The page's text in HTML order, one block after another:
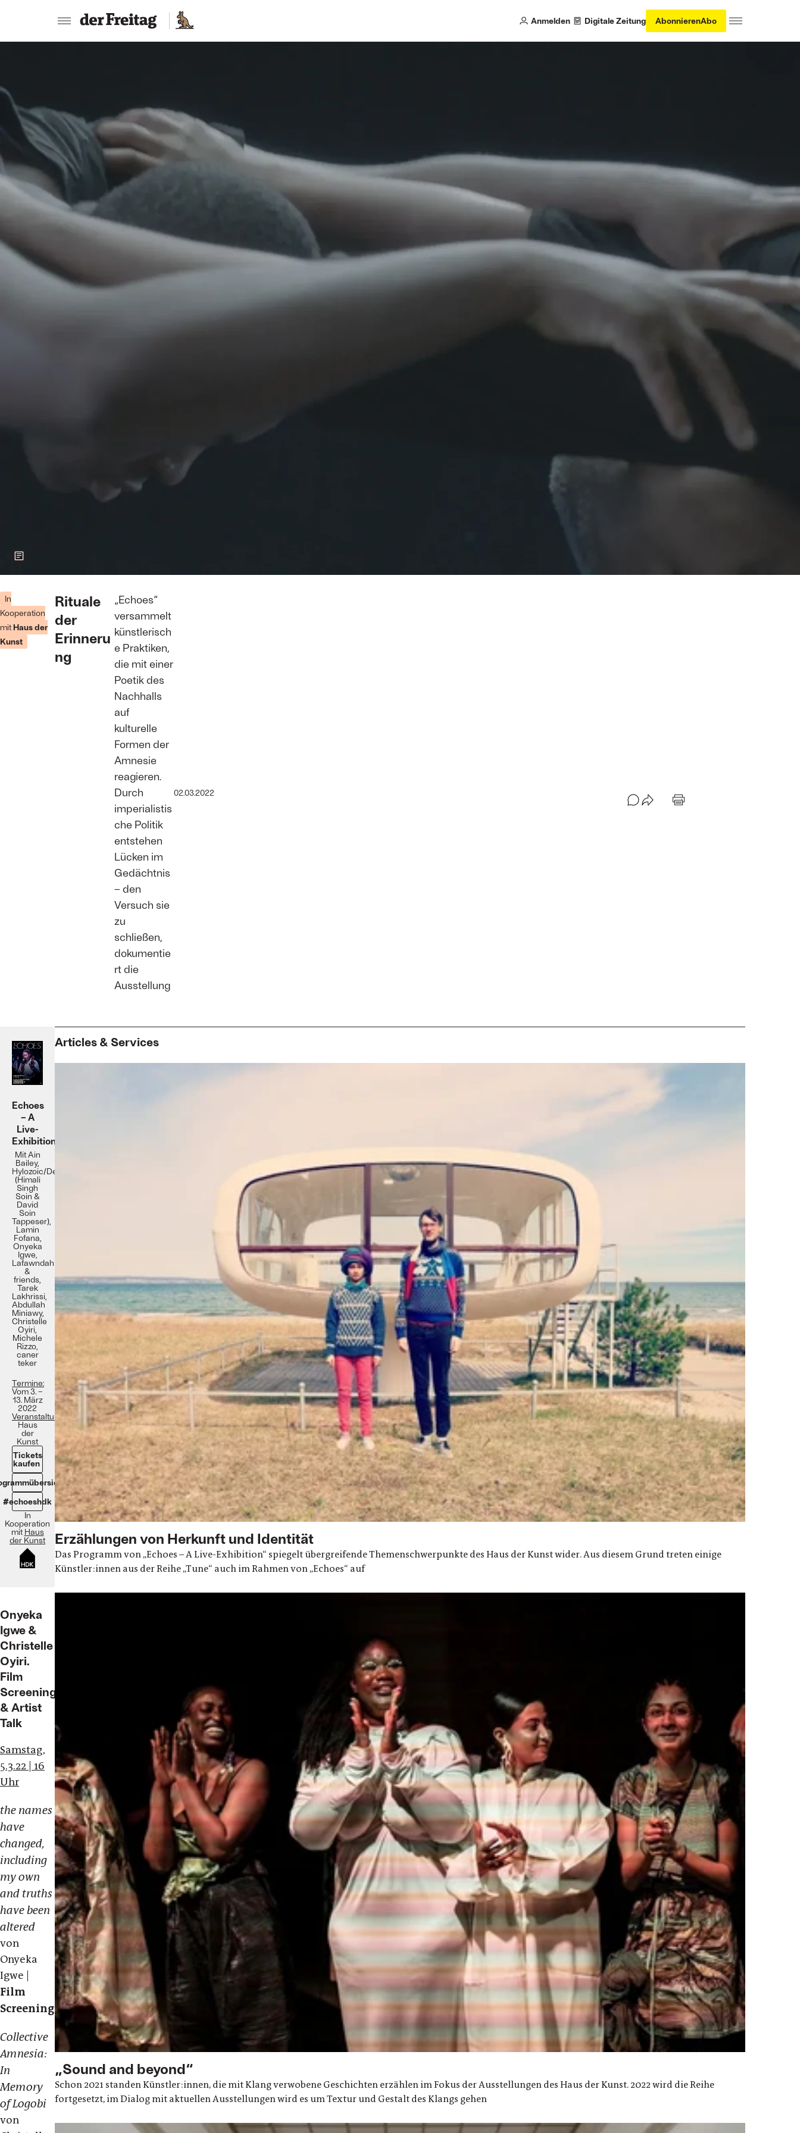
Anmelden Digitale Zeitung AbonnierenAbo
In
Kooperation
mit Haus der
Kunst
Rituale
der
Erinneru
ng
„Echoes“
versammelt
künstlerisch
e Praktiken,
die mit einer
Poetik des
Nachhalls
auf
kulturelle
Formen der
Amnesie
reagieren.
Durch
imperialistis
che Politik
entstehen
Lücken im
Gedächtnis
– den
Versuch sie
zu
schließen,
dokumentie
rt die
Ausstellung
02.03.2022
Zeigt weitere Informationen zum Bild
have
changed,
including my
own and
truths have
been altere“,
Echoes
– A
Live-
Exhibition
Mit Ain
Bailey,
Hylozoic/Desires
(Himali
Singh
Soin &
David
Soin
Tappeser),
Lamin
Fofana,
Onyeka
Igwe,
Lafawndah
&
friends,
Tarek
Lakhrissi,
Abdullah
Miniawy,
Christelle
Oyiri,
Michele
Rizzo,
caner
teker
Termine:
Vom 3. –
13. März
2022
Veranstaltungsort:
Haus
der
Kunst
Tickets
kaufen
#echoeshdk
In
Kooperation
mit Haus
der Kunst
Onyeka
Igwe &
Christelle
Oyiri.
Film
Screenings
& Artist
Talk
Samstag,
5.3.22 | 16
Uhr
the names
have
changed,
including
my own
and truths
have been
altered
von
Onyeka
Igwe |
Film
Screening
Collective
Amnesia:
In
Memory
of Logobi
von
Articles & Services
Erzählungen von Herkunft und Identität
Das Programm von „Echoes – A Live-Exhibition“ spiegelt übergreifende Themenschwerpunkte des Haus der Kunst wider. Aus diesem Grund treten einige
Künstler:innen aus der Reihe „Tune“ auch im Rahmen von „Echoes“ auf
„Sound and beyond“
Schon 2021 standen Künstler:innen, die mit Klang verwobene Geschichten erzählen im Fokus der Ausstellungen des Haus der Kunst. 2022 wird die Reihe
fortgesetzt, im Dialog mit aktuellen Ausstellungen wird es um Textur und Gestalt des Klangs gehen